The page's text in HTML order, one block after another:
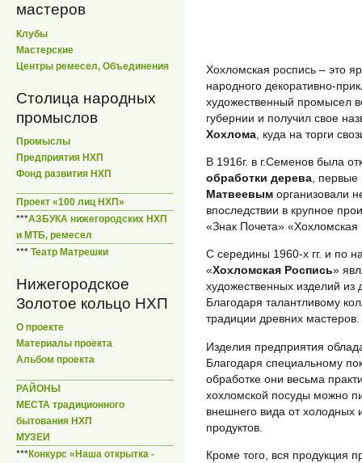
мастеров
Клубы
Мастерские
Центры ремесел, Объединения
Столица народных
промыслов
Промыслы
Предприятия НХП
Фонд развития НХП
Проект «100 лиц НХП»
***АЗБУКА нижегородских НХП
и МТБ, ремесел
*** Театр Матрешки
Нижегородское
Золотое кольцо НХП
О проекте
Материалы проекта
Альбом проекта
РАЙОНЫ
МЕСТА традиционного
бытования НХП
МУЗЕИ
***Конкурс «Наша открытка -
Хохломская роспись – это
народного декоративно-
художественный промысел
губернии и получил свое
Хохлома , куда на торги
В 1916г. в г.Семенов была
обработки дерева ,
Матвеевым организовали
впоследствии в крупное
«Знак Почета» «Хохломская
С середины 1960-х гг. и по
«Хохломская Роспись»
художественных изделий из
Благодаря талантливому
традиции древних мастеров.
Изделия предприятия
Благодаря специальному
обработке они весьма
хохломской посуды можно
внешнего вида от холодных
продуктов.
Кроме того, вся продукция